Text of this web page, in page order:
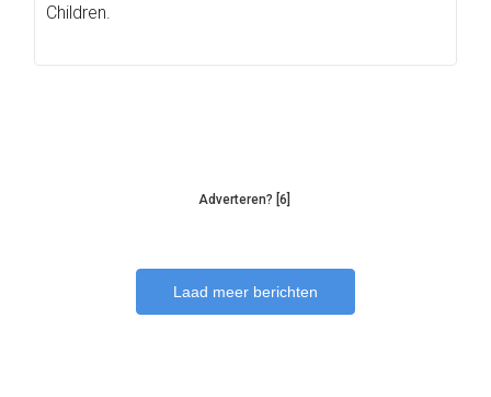
Children.
Adverteren? [6]
Laad meer berichten